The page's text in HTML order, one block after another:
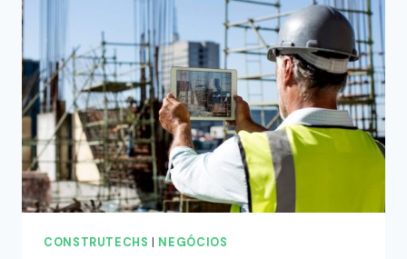
CONSTRUTECHS NEGÓCIOS